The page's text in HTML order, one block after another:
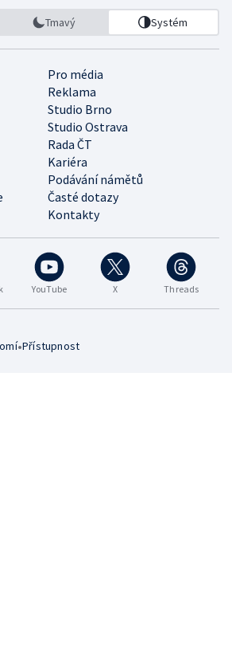
Tmavý Systém
Pro média
Reklama
Studio Brno
Studio Ostrava
Rada ČT
Kariéra
Podávání námětů
Časté dotazy
Kontakty
YouTube X Threads
•Přístupnost